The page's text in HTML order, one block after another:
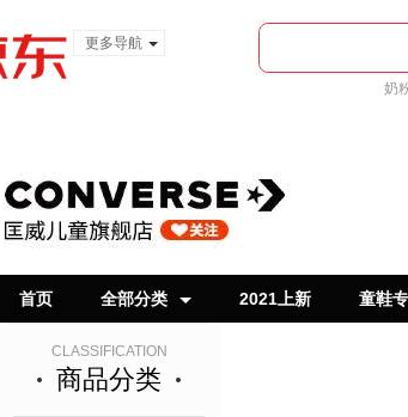
更多导航
奶
首页 全部分类 2021上新 童鞋
CLASSIFICATION
商品分类